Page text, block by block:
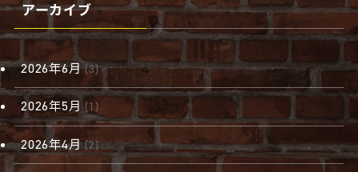
アーカイブ
2026年6月(3)
2026年5月 (1)
2026年4月(2)